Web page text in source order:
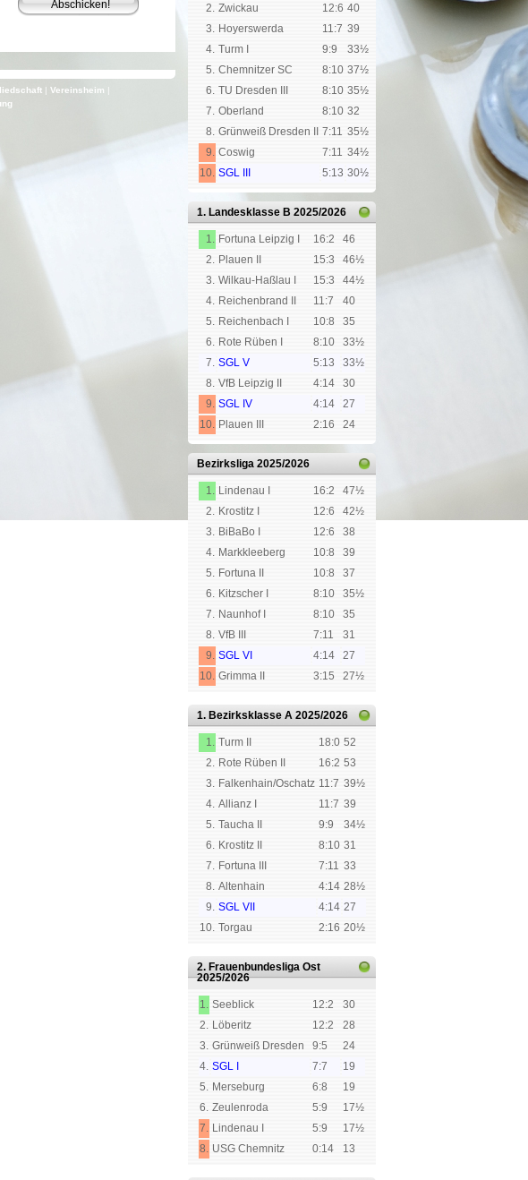
| Vereinsheim |
2. Zwickau 12:6 40
3. Hoyerswerda 11:7 39
4. Turm I 9:9
33½
5. Chemnitzer SC 8:10 37½
6. TU Dresden III 8:10 35½
7. Oberland 8:10 32
8. Grünweiß Dresden II 7:11 35½
9. Coswig 7:11 34½
10. SGL III 5:13 30½
1. Landesklasse B 2025/2026
1. Fortuna Leipzig I 16:2
46
2. Plauen II 15:3
46½
3. Wilkau-Haßlau I 15:3
44½
4. Reichenbrand II 11:7
40
5. Reichenbach I 10:8
35
6. Rote Rüben I 8:10
33½
7. SGL V 5:13
33½
8. VfB Leipzig II 4:14
30
9. SGL IV 4:14
27
10. Plauen III 2:16 24
Bezirksliga 2025/2026
1. Lindenau I 16:2
47½
2. Krostitz I 12:6
42½
3. BiBaBo I 12:6
38
4. Markkleeberg 10:8
39
5. Fortuna II 10:8
37
6. Kitzscher I 8:10
35½
7. Naunhof I 8:10
35
8. VfB III 7:11
31
9. SGL VI 4:14
27
10. Grimma II 3:15 27½
1. Bezirksklasse A 2025/2026
1. Turm II 18:0 52
2. Rote Rüben II 16:2 53
3. Falkenhain/Oschatz 11:7 39½
4. Allianz I 11:7 39
5. Taucha II 9:9
34½
6. Krostitz II 8:10 31
7. Fortuna III 7:11 33
8. Altenhain 4:14 28½
9. SGL VII 4:14 27
10. Torgau 2:16 20½
2. Frauenbundesliga Ost
2025/2026
1. Seeblick 12:2
30
2. Löberitz 12:2
28
3. Grünweiß Dresden 9:5
24
4. SGL I 7:7
19
5. Merseburg 6:8
19
6. Zeulenroda 5:9
17½
7. Lindenau I 5:9
17½
8. USG Chemnitz 0:14 13